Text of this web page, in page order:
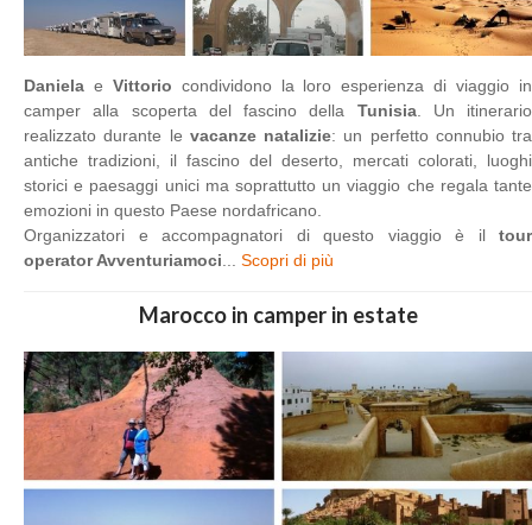
Daniela e Vittorio condividono la loro esperienza di viaggio in
camper alla scoperta del fascino della Tunisia. Un itinerario
realizzato durante le vacanze natalizie: un perfetto connubio tra
antiche tradizioni, il fascino del deserto, mercati colorati, luoghi
storici e paesaggi unici ma soprattutto un viaggio che regala tante
emozioni in questo Paese nordafricano.
Organizzatori e accompagnatori di questo viaggio è il tour
operator Avventuriamoci
Scopri di più
Marocco in camper in estate